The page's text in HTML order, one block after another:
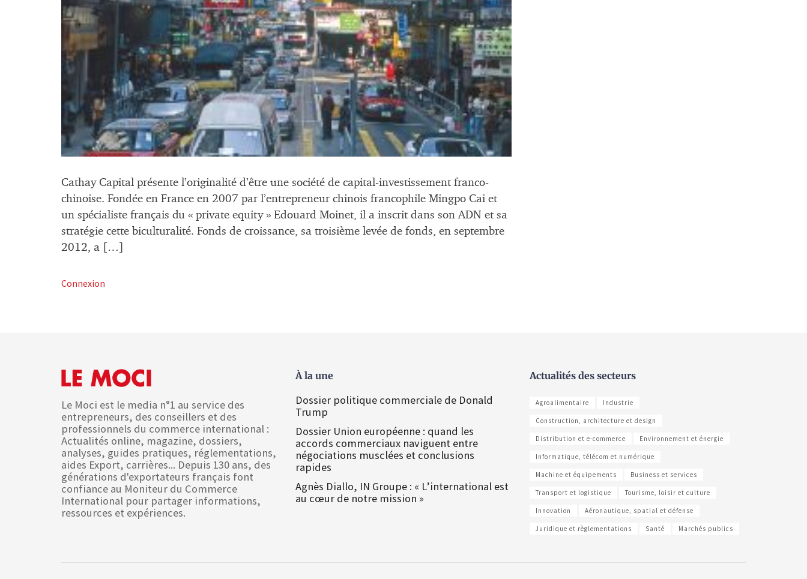
Cathay Capital présente l’originalité d’être une société de capital-investissement franco-
chinoise. Fondée en France en 2007 par l’entrepreneur chinois francophile Mingpo Cai et
un spécialiste français du « private equity » Edouard Moinet, il a inscrit dans son ADN et sa
stratégie cette biculturalité. Fonds de croissance, sa troisième levée de fonds, en septembre
2012, a […]
Connexion
Le Moci est le media n°1 au service des
entrepreneurs, des conseillers et des
professionnels du commerce international :
Actualités online, magazine, dossiers,
analyses, guides pratiques, réglementations,
aides Export, carrières... Depuis 130 ans, des
générations d'exportateurs français font
confiance au Moniteur du Commerce
International pour partager informations,
ressources et expériences.
À la une
Dossier politique commerciale de Donald
Trump
Dossier Union européenne : quand les
accords commerciaux naviguent entre
négociations musclées et conclusions
rapides
Agnès Diallo, IN Groupe : « L’international est
au cœur de notre mission »
Actualités des secteurs
Agroalimentaire Industrie
Construction, architecture et design
Distribution et e-commerce Environnement et énergie
Informatique, télécom et numérique
Machine et équipements Business et services
Transport et logistique Tourisme, loisir et culture
Innovation Aéronautique, spatial et défense
Juridique et règlementations Santé Marchés publics